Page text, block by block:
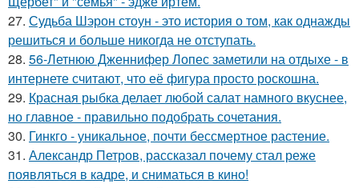
27. Судьба Шэрон стоун - это история о том, как однажды
решиться и больше никогда не отступать.
28. 56-Летнюю Дженнифер Лопес заметили на отдыхе - в
интернете считают, что её фигура просто роскошна.
29. Красная рыбка делает любой салат намного вкуснее,
но главное - правильно подобрать сочетания.
30. Гинкго - уникальное, почти бессмертное растение.
31. Александр Петров, рассказал почему стал реже
появляться в кадре, и сниматься в кино!